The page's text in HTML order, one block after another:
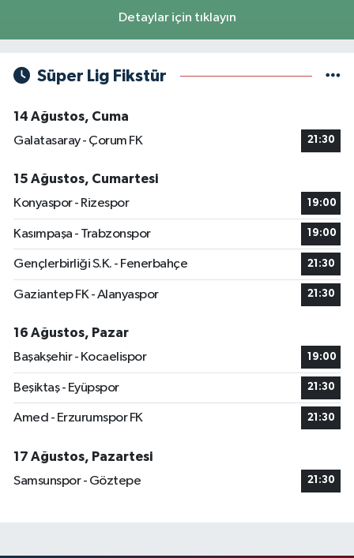
Detaylar için tıklayın
Süper Lig Fikstür
14 Ağustos, Cuma
Galatasaray - Çorum FK
21:30
15 Ağustos, Cumartesi
Konyaspor - Rizespor
19:00
Kasımpaşa - Trabzonspor 19:00
Gençlerbirliği S.K. - Fenerbahçe 21:30
Gaziantep FK - Alanyaspor 21:30
16 Ağustos, Pazar
Başakşehir - Kocaelispor
19:00
Beşiktaş - Eyüpspor 21:30
Amed - Erzurumspor FK 21:30
17 Ağustos, Pazartesi
Samsunspor - Göztepe
21:30